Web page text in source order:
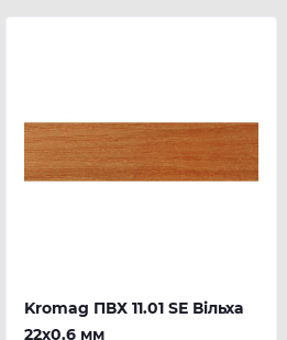
Kromag ПВХ 11.01 SЕ Вільха
22х0.6 мм